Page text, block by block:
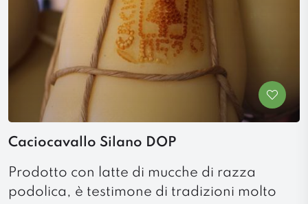
Caciocavallo Silano DOP
Prodotto con latte di mucche di razza
podolica, è testimone di tradizioni molto